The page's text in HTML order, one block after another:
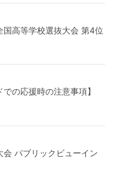
高等学校選抜大会 第4位
の応援時の注意事項】
パブリックビューイン